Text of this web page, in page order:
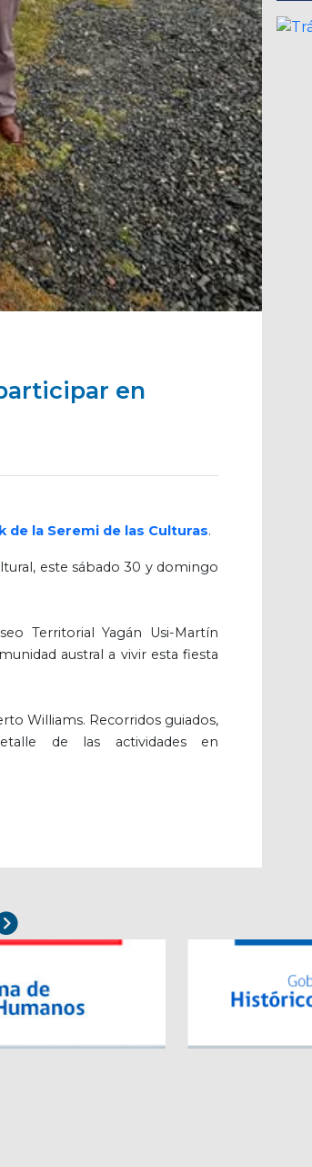
en
de la Seremi de las Culturas.
este sábado 30 y domingo
Territorial Yagán Usi-Martín
austral a vivir esta fiesta
Williams. Recorridos guiados,
de las actividades en